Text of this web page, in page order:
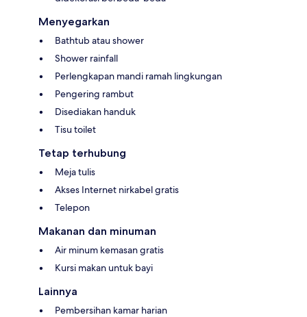
Menyegarkan
Bathtub atau shower
Shower rainfall
Perlengkapan mandi ramah lingkungan
Pengering rambut
Disediakan handuk
Tisu toilet
Tetap terhubung
Meja tulis
Akses Internet nirkabel gratis
Telepon
Makanan dan minuman
Air minum kemasan gratis
Kursi makan untuk bayi
Lainnya
Pembersihan kamar harian